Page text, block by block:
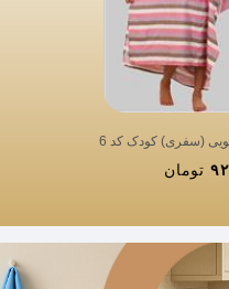
(سفری) کودک کد 6
تومان